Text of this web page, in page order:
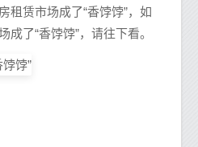
租赁市场成了“香饽饽”，如
了“香饽饽”，请往下看。